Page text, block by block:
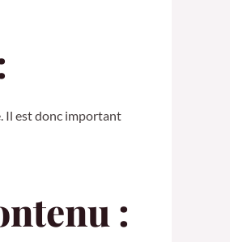
Il est donc important
: